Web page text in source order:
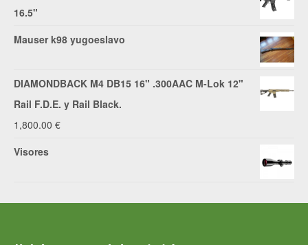
16.5"
Mauser k98 yugoeslavo
DIAMONDBACK M4 DB15 16" .300AAC M-Lok 12"
Rail F.D.E. y Rail Black.
1,800.00 €
Visores